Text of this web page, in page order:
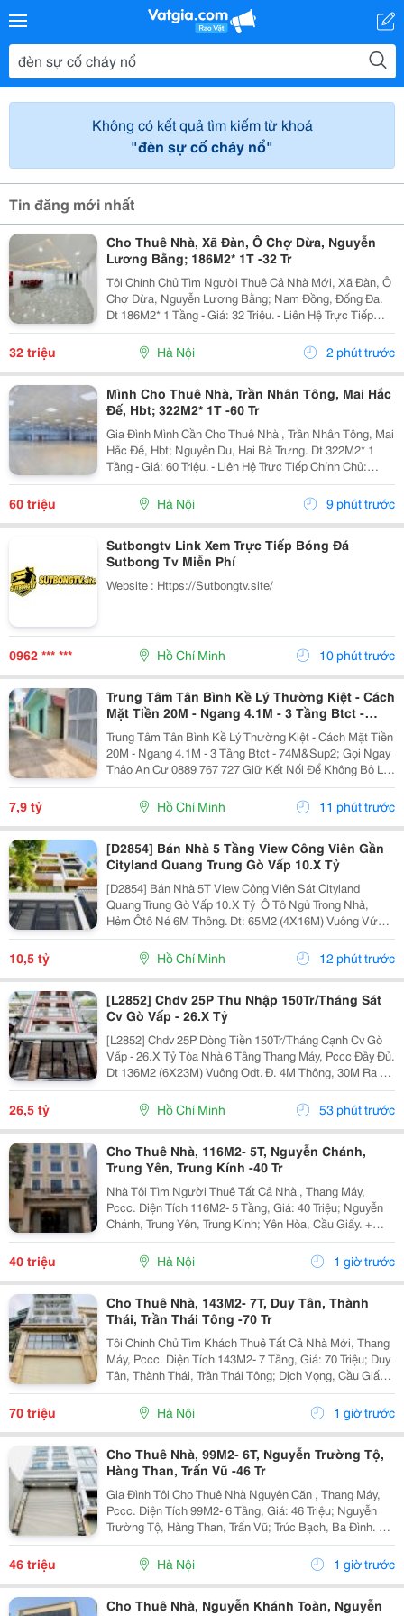
Không có kết quả tìm kiếm từ khoá
"đèn sự cố cháy nổ"
Tin đăng mới nhất
Cho Thuê Nhà, Xã Đàn, Ô Chợ Dừa, Nguyễn
Lương Bằng; 186M2* 1T -32 Tr
Tôi Chính Chủ Tìm Người Thuê Cả Nhà Mới, Xã Đàn, Ô
Chợ Dừa, Nguyễn Lương Bằng; Nam Đồng, Đống Đa.
Dt 186M2* 1 Tầng - Giá: 32 Triệu. - Liên Hệ Trực Tiếp
Chính Chủ: 0988289962 - Vỉa Hè Lớn, Mặt Tiền Rộng,
Thoáng. - Vị Trí Ngay Gần Ngã Ba, Khu Đông Dân...
32 triệu Hà Nội 2 phút trước
Mình Cho Thuê Nhà, Trần Nhân Tông, Mai Hắc
Đế, Hbt; 322M2* 1T -60 Tr
Gia Đình Mình Cần Cho Thuê Nhà , Trần Nhân Tông, Mai
Hắc Đế, Hbt; Nguyễn Du, Hai Bà Trưng. Dt 322M2* 1
Tầng - Giá: 60 Triệu. - Liên Hệ Trực Tiếp Chính Chủ:
0942854881 - Vỉa Hè Lớn, Mặt Tiền Rộng, Thoáng. - Vị
Trí Ngay Gần Ngã Ba, Khu Đông Dân Cư,...
60 triệu Hà Nội 9 phút trước
Sutbongtv Link Xem Trực Tiếp Bóng Đá
Sutbong Tv Miễn Phí
Website : Https://Sutbongtv.site/
0962 *** *** Hồ Chí Minh 10 phút trước
Trung Tâm Tân Bình Kề Lý Thường Kiệt - Cách
Mặt Tiền 20M - Ngang 4.1M - 3 Tầng Btct -
74M²
Trung Tâm Tân Bình Kề Lý Thường Kiệt - Cách Mặt Tiền
20M - Ngang 4.1M - 3 Tầng Btct - 74M&Sup2; Gọi Ngay
Thảo An Cư 0889 767 727 Giữ Kết Nối Để Không Bỏ Lỡ
Cơ Hội Sở Hữu Tài Sản Giá Tốt Nhất Khu Vực. Bạn
Mua Nhà Để Tích Sản Lâu Dài?...
7,9 tỷ Hồ Chí Minh 11 phút trước
[D2854] Bán Nhà 5 Tầng View Công Viên Gần
Cityland Quang Trung Gò Vấp 10.X Tỷ
[D2854] Bán Nhà 5T View Công Viên Sát Cityland
Quang Trung Gò Vấp 10.X Tỷ ️ Ô Tô Ngủ Trong Nhà,
Hẻm Ôtô Né 6M Thông. Dt: 65M2 (4X16M) Vuông Vức,
Shr Odt. ️ Trệt, Lửng, 2L, St, 4 P.ngủ 5Tolet, Ở Ngay. V.trí
Đẹp, Cách Quang Trung 50M. ⏩ Gọi Điện...
10,5 tỷ Hồ Chí Minh 12 phút trước
[L2852] Chdv 25P Thu Nhập 150Tr/Tháng Sát
Cv Gò Vấp - 26.X Tỷ
[L2852] Chdv 25P Dòng Tiền 150Tr/Tháng Cạnh Cv Gò
Vấp - 26.X Tỷ Tòa Nhà 6 Tầng Thang Máy, Pccc Đầy Đủ.
Dt 136M2 (6X23M) Vuông Odt. Đ. 4M Thông, 30M Ra An
Nhơn. Thu Nhập 150Tr/Th, Có Thể Nâng 28P. Liên Hệ
Ngay Để Xem Nhà Trực Tiếp!
26,5 tỷ Hồ Chí Minh 53 phút trước
Cho Thuê Nhà, 116M2- 5T, Nguyễn Chánh,
Trung Yên, Trung Kính -40 Tr
Nhà Tôi Tìm Người Thuê Tất Cả Nhà , Thang Máy,
Pccc. Diện Tích 116M2- 5 Tầng, Giá: 40 Triệu; Nguyễn
Chánh, Trung Yên, Trung Kính; Yên Hòa, Cầu Giấy. +
Liên Hệ Trực Tiếp Chủ Nhà: 0945471581 + Vỉa Hè Lớn,
Mặt Tiền Rộng,Thoáng. + Vị Trí Gần Ngay Ngã...
40 triệu Hà Nội 1 giờ trước
Cho Thuê Nhà, 143M2- 7T, Duy Tân, Thành
Thái, Trần Thái Tông -70 Tr
Tôi Chính Chủ Tìm Khách Thuê Tất Cả Nhà Mới, Thang
Máy, Pccc. Diện Tích 143M2- 7 Tầng, Giá: 70 Triệu; Duy
Tân, Thành Thái, Trần Thái Tông; Dịch Vọng, Cầu Giấy.
+ Liên Hệ Trực Tiếp Chủ Nhà: 0988289962 + Vỉa Hè
Lớn, Mặt Tiền Rộng,Thoáng. + Vị Trí Gần...
70 triệu Hà Nội 1 giờ trước
Cho Thuê Nhà, 99M2- 6T, Nguyễn Trường Tộ,
Hàng Than, Trấn Vũ -46 Tr
Gia Đình Tôi Cho Thuê Nhà Nguyên Căn , Thang Máy,
Pccc. Diện Tích 99M2- 6 Tầng, Giá: 46 Triệu; Nguyễn
Trường Tộ, Hàng Than, Trấn Vũ; Trúc Bạch, Ba Đình. +
Liên Hệ Trực Tiếp Chủ Nhà: 0942854881 + Vỉa Hè Lớn,
Mặt Tiền Rộng,Thoáng. + Vị Trí Gần Ngay...
46 triệu Hà Nội 1 giờ trước
Cho Thuê Nhà, Nguyễn Khánh Toàn, Nguyễn